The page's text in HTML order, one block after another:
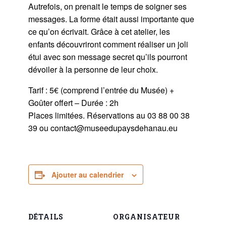
Autrefois, on prenait le temps de soigner ses
messages. La forme était aussi importante que
ce qu’on écrivait. Grâce à cet atelier, les
enfants découvriront comment réaliser un joli
étui avec son message secret qu’ils pourront
dévoiler à la personne de leur choix.
Tarif : 5€ (comprend l’entrée du Musée) +
Goûter offert – Durée : 2h
Places limitées. Réservations au 03 88 00 38
39 ou contact@museedupaysdehanau.eu
Ajouter au calendrier
DÉTAILS ORGANISATEUR